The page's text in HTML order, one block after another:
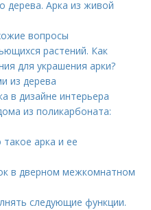
дерева. Арка из живой
вопросы
растений. Как
для украшения арки?
из дерева
в дизайне интерьера
из поликарбоната:
арка и ее
в дверном межкомнатном
следующие функции.